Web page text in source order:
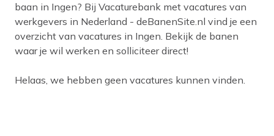
baan in Ingen? Bij Vacaturebank met vacatures van
werkgevers in Nederland - deBanenSite.nl vind je een
overzicht van vacatures in Ingen. Bekijk de banen
waar je wil werken en solliciteer direct!
Helaas, we hebben geen vacatures kunnen vinden.